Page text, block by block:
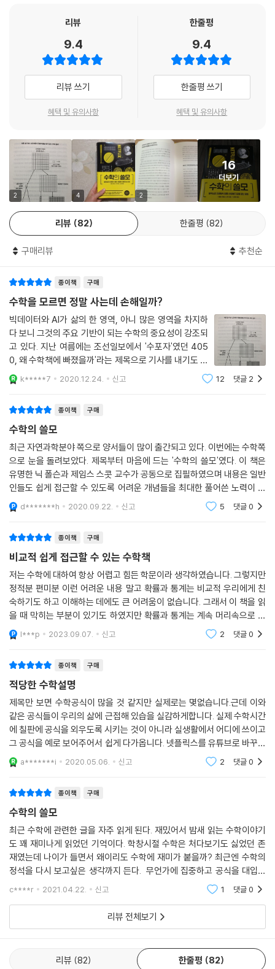
을 점검할 수 없다. 또한 모형에 맞게 작업할 수 있지만, 그 모형을 이용해
올바른 질문을 던질 수는 없다. 그리고 초당 수백만 개의 데이터 점을 처리
할 수 있지만, 어느 데이터 점이 애초부터 이용하기에 적합한지 결정할 수
도 없다. 하지만 기계가 할 수 없는 것은 사람이 할 수 있다. _Ⅵ.. 일상에서
틀리지 않는 법
《괴짜경제학》의 공저자인 MIT 미디어연구소 수석고문 스티븐 레빗이 이
책을 두고 “마침내 이 주제를 제대로, 그리고 매혹적으로 쓴 (최초의)
책”이라고 평했다. 만약 AI가 자신의 자리를 대체할까 두려운 사람이 있다
면 이 책을 꼭 읽길 바란다. 디지털 경제를 움직이는 넷플릭스의 설계자들,
로봇공학 혁명을 견인하는 엔지니어들, 컴퓨터와 성공적으로 대화한 사람
들 등이 어떻게 문제를 해결했는지 읽다 보면 고민의 답을 얻을 수 있을 것
이다. 바로 인간만이 사용할 수 있는 가장 강력한 무기인 수학이라는 답을!
경제적 안목을 높이고 데이터의 홍수에서 살아남으며 미래를 예측하는
이 책은 누구나 살면서 한번쯤 맞닥뜨리는 일상 속 문제들을 다룬다. 수학
이란 똑똑한 사람들이 대단한 문제를 해결하는 것만이 아니라 보통 사람들
도 평범한 문제를 해결하는 데 매우 유용하기 때문이다. 그중에서 한 남자
의 이야기는 인상적이다. 20년 동안 124회 넘게 정밀검사를 받았는데도
조금씩 죽어가고 있었던 그 남자는 불치병을 앓고 있지도 않았다. 심지어
뇌졸중도 이겨낸 사람이었다. 이유는 다음과 같았다.
옆에 있는 어떠한 사람도 시간에 따른 그의 신장 수치 그래프를 살펴보지
않았기 때문이다. 그래프를 보고 점들을 연결해보기만 했어도 아주 쉽게
증상을 파악하고 처방했을 것이다. 당신의 신장 기능이 급속도로 떨어지고
있는데, 이대로 간다면 종국에는 크나큰 고통과 값비싼 비용을 치러야 할
것이라고 말이다. _Ⅶ. 다음 혁신이 일어날 곳은?
이밖에도 2014년 산부인과 의사들을 충격에 빠뜨린 《뉴욕타임스》의 피
임법 기사를 통해서는 ‘잘 세운 가정’의 힘을, 은퇴자금을 두고 고민하는 사
세상을 이해하고 앞장서서 미래를 만들어가고자 한다면 수학은 필수적으
로 알아야 하는 사고방식이다. 우리가 알아차리지 못할 뿐, 모든 곳에서는
정답이 우리에게 손짓을 하고 있다. 모든 노이즈를 물리치고 그 손짓을 정
확하게 따라갈 수 있는 방법은 오직 수학이다. 이 책이 제시하는 대로 정확
히 따라가기만 하면 누구보다 안정적으로 돈을 굴리고, 가짜 뉴스에 속지
않으며, 정확한 의료 진단을 내리며 똑똑해질 수 있을 것이다. 무엇보다 급
변하는 미래를 읽고 예측할 수 있다. 수학이야말로 미래를 만들어가는 핵
심 원리이기 때문이다.
수학이 없었더라면 지금은 상상조차 불가능하다.
현재를 움직이고 미래를 만들어가는 핵심 원리, 수학!
그럼에도 수학적인 부분은 컴퓨터에게 맡기면 안 되냐고 묻는 사람들이 있
을 수 있겠다. 물론 계산적인 부분은 컴퓨터가 더 잘할 것이다. 하지만 이
책의 4장 〈디지털 비서와 대화하는 법〉을 통해 알 수 있듯이 계산을 잘하는
컴퓨터조차 인간이 통계의 가치를 제대로 인식하지 않았더라면 오늘날처
럼 사람의 말을 알아듣고, 얼굴을 인식하는 만큼 똑똑해지지 못했을 것이
다. 22조 가치의 콘텐츠 제국인 넷플릭스는 또 어떠한가. 1장 〈넷플릭스가
취향을 읽는 법〉에서는 그 추천 엔진의 핵심 역시 조건부확률이라고 말한
다. 이 조건부확률은 2차 대전에서 수많은 목숨을 구하기도 했는데, 오늘
날의 대기업들은 똑같은 수학을 이용해 영화, 음악, 뉴스, 항암제를 개인별
로 맞춤 제공하고 있다. 로봇공학 혁명을 견인하는 핵심 원리 역시 ‘베이즈
규칙’이라는 수학 원리이며, 은행들이 신용카드 부정 거래를 탐지하거나
분야를 막론하고 현대 스포츠에서 가장 많은 투자를 하는 쪽이 ‘제곱근규
칙’을 활용한 이상 탐지이다. 이러한 점을 감안할 때 과거에도, 앞으로도 수
학이 없는 세상은 상상할 수 없을 것이다.
오늘날 우리가 누리고 있는 모든 혜택은 수학 덕분이다. 구체적으로 말하
자면 인간이 수학을 잘 활용했기 때문이다. 그러니 사회를 이해하려고 노
력하는 사람들은 수학이라는 언제나 넘기 힘든 벽에 직면한다. 그때마다
좌절하지만 말고 수학을 이해하려고 노력해보자. 당신도 급변하는 세상의
리뷰
9.4
리뷰 쓰기
혜택 및 유의사항
한줄평
9.4
한줄평 쓰기
혜택 및 유의사항
2 4 2
16
더보기
리뷰 82 한줄평 82
구매리뷰 추천순
종이책 구매
수학을 모르면 정말 사는데 손해일까?
빅데이터와 AI가 삶의 한 영역, 아니 많은 영역을 차지하
다 보니 그것의 주요 기반이 되는 수학의 중요성이 강조되
고 있다. 지난 여름에는 조선일보에서 '수포자'였던 405
0, 왜 수학책에 빠졌을까'라는 제목으로 기사를 내기도 했
다. 아니나 다를까 올해는 유난히도 제목처럼 수학 관련
도서가 끝도 없이 쏟아졌다. 리뷰를 쓰고 있는 이 순간에
k*****7 2020.12.24. 신고 12 댓글 2
종이책 구매
수학의 쓸모
최근 자연과학분야 쪽으로 양서들이 많이 출간되고 있다. 이번에는 수학쪽
으로 눈을 돌려보았다. 제목부터 마음에 드는 '수학의 쓸모'였다. 이 책은
유명한 닉 폴슨과 제임스 스콧 교수가 공동으로 집필하였으며 내용은 일반
인들도 쉽게 접근할 수 있도록 어려운 개념들을 최대한 풀어쓴 노력이 보
였다. 이과생이면서 기계공학도인 나로서는 이 책을 무조건 읽어보고 싶었
고 책을 덮고
d*******h 2020.09.22. 신고 5 댓글0
종이책 구매
비교적 쉽게 접근할 수 있는 수학책
저는 수학에 대하여 항상 어렵고 힘든 학문이라 생각하였습니다. 그렇지만
정적분 편미분 이런 어려운 내용 말고 확률과 통계는 비교적 우리에게 친
숙하기도 하고 이해하는 데에도 큰 어려움이 없습니다. 그래서 이 책을 읽
을 때 막히는 부분이 있기도 하였지만 확률과 통계는 계속 머리속으로 생
각해본다면 꼭 이해 할 수 있습니다. 책 안에 있는 내용은 확률과 통계를
이용하여 대성
l***p 2023.09.07. 신고 2 댓글0
종이책 구매
적당한 수학설명
제목만 보면 수학공식이 많을 것 같지만 실제로는 몇없습니다.근데 이와
같은 공식들이 우리의 삶에 근접해 있습을 실감하게합니다. 실제 수학시간
에 칠판에 공식을 외우도록 시키는 것이 아니라 실생활에서 어디에 쓰이고
그 공식을 예로 보어주어서 쉽게 다가옵니다. 넷플릭스를 유튜브로 바꾸고
조건부확률로 알고리즘을 생각해보면 이상하게 고등학생때 수학의 정석
을 한번더 보게됩
a*******i 2020.05.06. 신고 2 댓글0
종이책 구매
수학의 쓸모
최근 수학에 관련한 글을 자주 읽게 된다. 재밌어서 밤새 읽는 수학이야기
도 꽤 재미나게 읽었던 기억이다. 학창시절 수학은 처다보기도 싫었던 존
재였는데 나이가 들면서 왜이리도 수학에 재미가 붙을까? 최근엔 수학의
정석을 다시 보고싶은 생각까지 든다. 무언가에 집중하고 공식을 대입해
서 문제를 풀어나가는 재미를 이제서야 알게된게 안타깝지만 아들을 위해
c****r 2021.04.22. 신고 1 댓글0
리뷰 전체보기
리뷰 82 한줄평 82